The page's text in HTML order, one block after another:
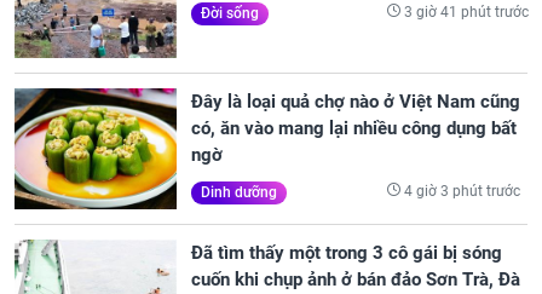
Đời sống 3 giờ 41 phút trước
Đây là loại quả chợ nào ở Việt Nam cũng
có, ăn vào mang lại nhiều công dụng bất
ngờ
Dinh dưỡng 4 giờ 3 phút trước
Đã tìm thấy một trong 3 cô gái bị sóng
cuốn khi chụp ảnh ở bán đảo Sơn Trà, Đà